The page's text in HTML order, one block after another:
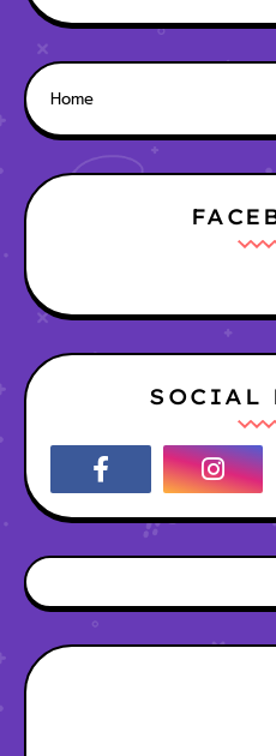
Home
SOCIAL